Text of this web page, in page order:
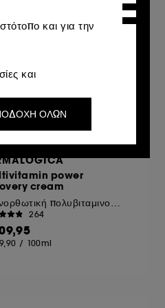
power
cream
επανορθωτική πολυβιταμινούχα κρέμα
264
/ 100ml
και για την
και
μας και τις
ΟΛΩΝ